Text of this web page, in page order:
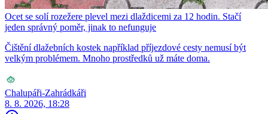
Ocet se solí rozežere plevel mezi dlaždicemi za 12 hodin. Stačí
jeden správný poměr, jinak to nefunguje
Čištění dlažebních kostek například příjezdové cesty nemusí být
velkým problémem. Mnoho prostředků už máte doma.
Chalupáři-Zahrádkáři
8. 8. 2026, 18:28